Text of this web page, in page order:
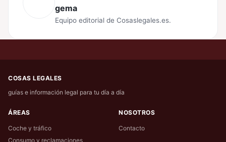
gema
Equipo editorial de Cosaslegales.es.
COSAS LEGALES
guías e información legal para tu día a día
ÁREAS
Coche y tráfico
Consumo y reclamaciones
NOSOTROS
Contacto